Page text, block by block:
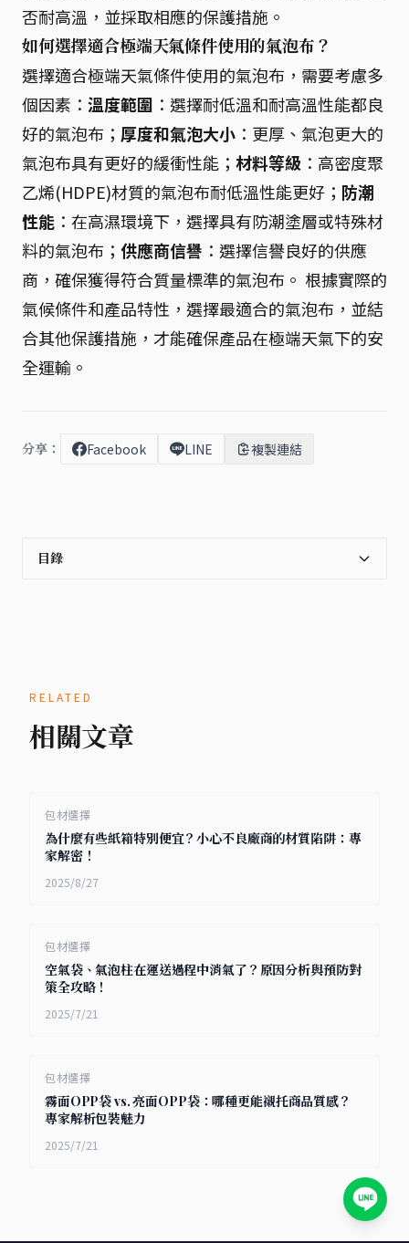
否耐高溫，並採取相應的保護措施。
如何選擇適合極端天氣條件使用的氣泡布？
選擇適合極端天氣條件使用的氣泡布，需要考慮多
個因素： 溫度範圍 ：選擇耐低溫和耐高溫性能都良
好的氣泡布； 厚度和氣泡大小 ：更厚、氣泡更大的
氣泡布具有更好的緩衝性能； 材料等級 ：高密度聚
乙烯(HDPE)材質的氣泡布耐低溫性能更好； 防潮
性能 ：在高濕環境下，選擇具有防潮塗層或特殊材
料的氣泡布； 供應商信譽 ：選擇信譽良好的供應
商，確保獲得符合質量標準的氣泡布。 根據實際的
氣候條件和產品特性，選擇最適合的氣泡布，並結
合其他保護措施，才能確保產品在極端天氣下的安
全運輸。
分享： Facebook LINE 複製連結
目錄
RELATED
相關文章
包材選擇
為什麼有些紙箱特別便宜？小心不良廠商的材質陷阱：專
家解密！
2025/8/27
包材選擇
空氣袋、氣泡柱在運送過程中消氣了？原因分析與預防對
策全攻略！
2025/7/21
包材選擇
霧面OPP袋 vs. 亮面OPP袋：哪種更能襯托商品質感？
專家解析包裝魅力
2025/7/21